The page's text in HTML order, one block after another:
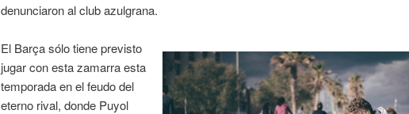
denunciaron al club azulgrana.
El Barça sólo tiene previsto
jugar con esta zamarra esta
temporada en el feudo del
eterno rival, donde Puyol